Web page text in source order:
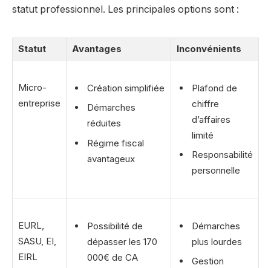
statut professionnel. Les principales options sont :
Statut Avantages Inconvénients
Micro-
entreprise
Création simplifiée
Démarches
réduites
Régime fiscal
avantageux
Plafond de
chiffre
d’affaires
limité
Responsabilité
personnelle
EURL,
SASU, EI,
EIRL
Possibilité de
dépasser les 170
000€ de CA
Démarches
plus lourdes
Gestion